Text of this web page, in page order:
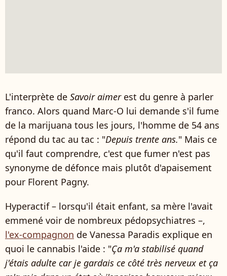
L'interprète de Savoir aimerest du genre à parler
franco. Alors quand Marc-O lui demande s'il fume
de la marijuana tous les jours, l'homme de 54 ans
répond du tac au tac : "Depuis trente ans." Mais ce
qu'il faut comprendre, c'est que fumer n'est pas
synonyme de défonce mais plutôt d'apaisement
pour Florent Pagny.
Hyperactif – lorsqu'il était enfant, sa mère l'avait
emmené voir de nombreux pédopsychiatres –,
l'ex-compagnon de Vanessa Paradis explique en
quoi le cannabis l'aide : "Ça m'a stabilisé quand
j'étais adulte car je gardais ce côté très nerveux et ça